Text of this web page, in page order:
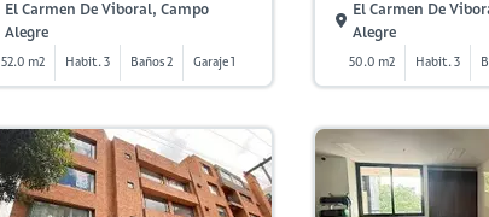
El Carmen De Viboral, Campo
Alegre
52.0 m2 Habit. 3 Baños 2 Garaje 1
El Carmen De
Alegre
50.0 m2 Habit. 3